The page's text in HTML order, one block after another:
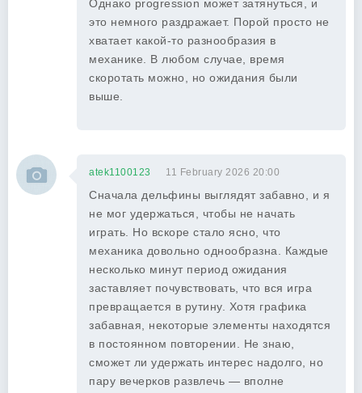
Однако progression может затянуться, и
это немного раздражает. Порой просто не
хватает какой-то разнообразия в
механике. В любом случае, время
скоротать можно, но ожидания были
выше.
atek1100123 11 February 2026 20:00
Сначала дельфины выглядят забавно, и я
не мог удержаться, чтобы не начать
играть. Но вскоре стало ясно, что
механика довольно однообразна. Каждые
несколько минут период ожидания
заставляет почувствовать, что вся игра
превращается в рутину. Хотя графика
забавная, некоторые элементы находятся
в постоянном повторении. Не знаю,
сможет ли удержать интерес надолго, но
пару вечерков развлечь — вполне